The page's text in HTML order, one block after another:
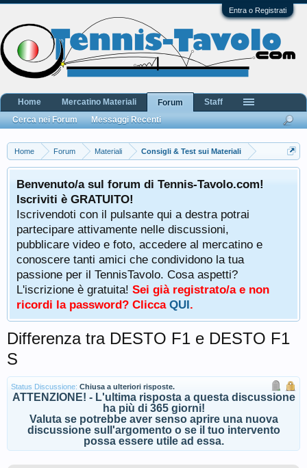
Entra o Registrati
Home Forum Materiali Consigli & Test sui Materiali
Benvenuto/a sul forum di Tennis-Tavolo.com!
Iscriviti è GRATUITO!
Iscrivendoti con il pulsante qui a destra potrai
partecipare attivamente nelle discussioni,
pubblicare video e foto, accedere al mercatino e
conoscere tanti amici che condividono la tua
passione per il TennisTavolo. Cosa aspetti?
L'iscrizione è gratuita! Sei già registrato/a e non
ricordi la password? Clicca QUI.
Differenza tra DESTO F1 e DESTO F1
S
Status Discussione: Chiusa a ulteriori risposte.
ATTENZIONE! - L'ultima risposta a questa discussione
ha più di 365 giorni!
Valuta se potrebbe aver senso aprire una nuova
discussione sull'argomento o se il tuo intervento
possa essere utile ad essa.
Home Mercatino Materiali
Forum
Cerca nei Forum
Messaggi Recenti
Staff